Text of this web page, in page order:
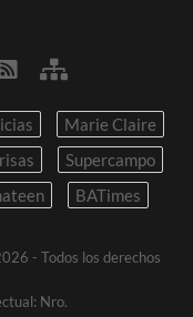
Marie Claire
Supercampo
BATimes
- Todos los derechos
Nro.